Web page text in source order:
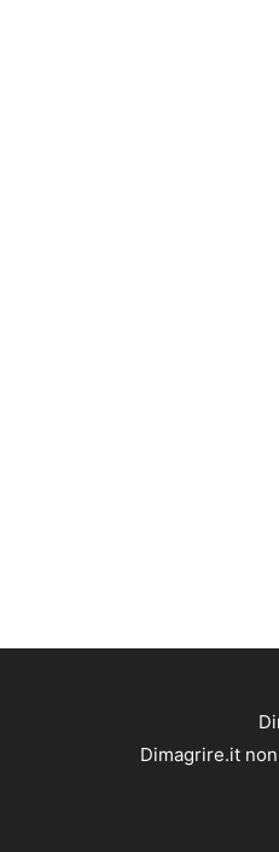
Dimagrire.it